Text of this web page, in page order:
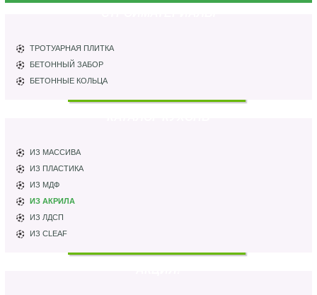
ТРОТУАРНАЯ ПЛИТКА
БЕТОННЫЙ ЗАБОР
БЕТОННЫЕ КОЛЬЦА
ИЗ МАССИВА
ИЗ ПЛАСТИКА
ИЗ МДФ
ИЗ АКРИЛА
ИЗ ЛДСП
ИЗ CLEAF